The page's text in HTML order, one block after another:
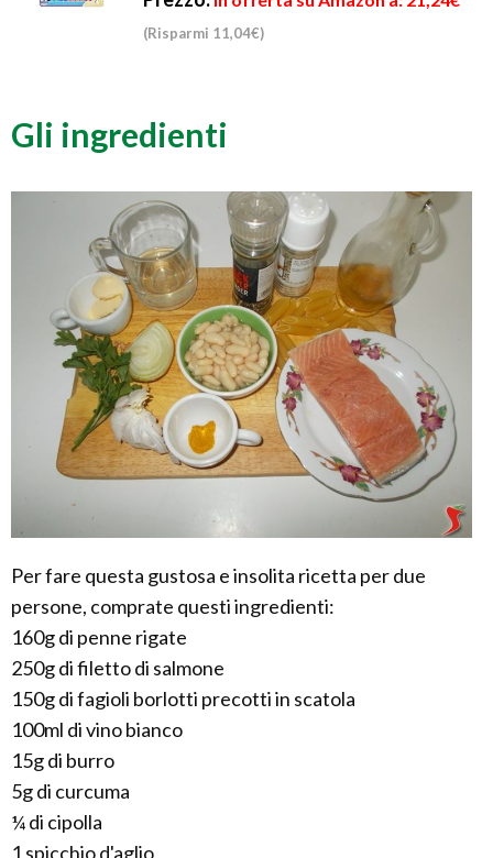
(Risparmi 11,04€)
Gli ingredienti
Per fare questa gustosa e insolita ricetta per due
persone, comprate questi ingredienti:
160g di penne rigate
250g di filetto di salmone
150g di fagioli borlotti precotti in scatola
100ml di vino bianco
15g di burro
5g di curcuma
¼ di cipolla
1 spicchio d'aglio